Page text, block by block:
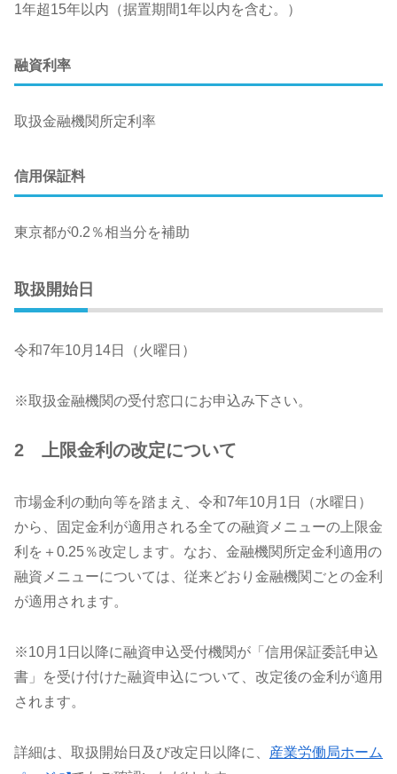
1年超15年以内（据置期間1年以内を含む。）
融資利率
取扱金融機関所定利率
信用保証料
東京都が0.2％相当分を補助
取扱開始日
令和7年10月14日（火曜日）
※取扱金融機関の受付窓口にお申込み下さい。
2 上限金利の改定について
市場金利の動向等を踏まえ、令和7年10月1日（水曜日）
から、固定金利が適用される全ての融資メニューの上限金
利を＋0.25％改定します。なお、金融機関所定金利適用の
融資メニューについては、従来どおり金融機関ごとの金利
が適用されます。
※10月1日以降に融資申込受付機関が「信用保証委託申込
書」を受け付けた融資申込について、改定後の金利が適用
されます。
詳細は、取扱開始日及び改定日以降に、 産業労働局ホーム